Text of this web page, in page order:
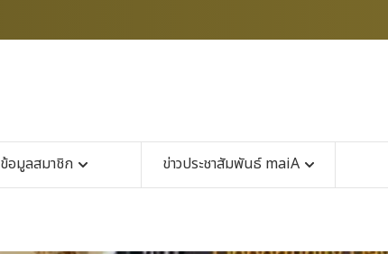
ข้อมูลสมาชิก ข่าวประชาสัมพันธ์ maiA